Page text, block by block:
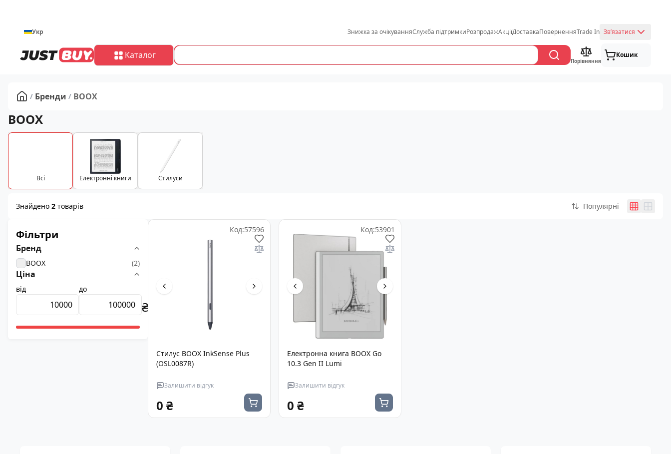
Укр Знижка за очікуванняСлужба підтримкиРозпродажАкціїДоставкаПоверненняTrade In Звʼязатися
Каталог
Порівняння
Кошик
Головна
/ Бренди / BOOX
BOOX
Вcі Електронні книги Стилуси
Знайдено 2 товарів Популярні
Фільтри
Бренд
BOOX (2)
Ціна
від до
₴
Код:57596
Стилус BOOX InkSense Plus
(OSL0087R)
Залишити відгук
0 ₴
Код:53901
Електронна книга BOOX Go
10.3 Gen II Lumi
Залишити відгук
0 ₴